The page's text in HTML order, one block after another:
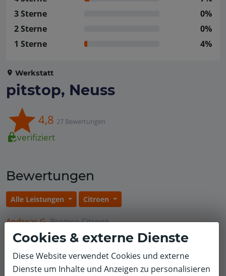
3 Sterne
0%
2 Sterne
0%
1 Sterne
4%
Werkstatt
pitstop, Neuss
4,8 27 Bewertungen
verifiziert
Bewertungen
Alle Leistungen Citroen
Andreas G.BremseCitroen
5,0/5
Top Service! Zuverlässig und schnelle Abwicklung. Preis
Leistung 5*!!
Cookies & externe Dienste
Diese Website verwendet Cookies und externe
Dienste um Inhalte und Anzeigen zu personalisieren